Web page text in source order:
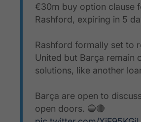
€30m buy option clause
Rashford, expiring in 5
Rashford formally set to
United but Barça remain
solutions, like another
Barça are open to
open doors. 🔵🔴